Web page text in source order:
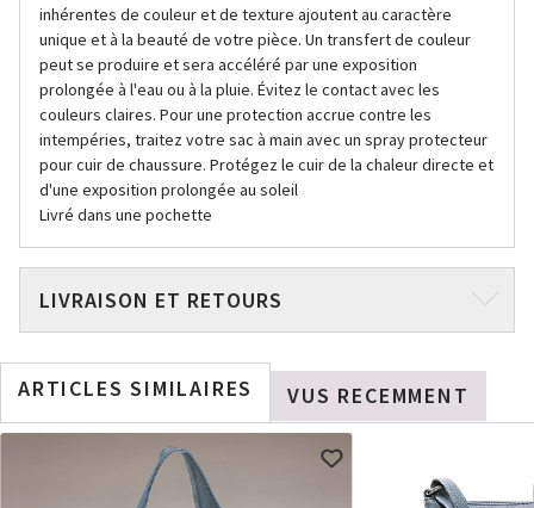
inhérentes de couleur et de texture ajoutent au caractère
unique et à la beauté de votre pièce. Un transfert de couleur
peut se produire et sera accéléré par une exposition
prolongée à l'eau ou à la pluie. Évitez le contact avec les
couleurs claires. Pour une protection accrue contre les
intempéries, traitez votre sac à main avec un spray protecteur
pour cuir de chaussure. Protégez le cuir de la chaleur directe et
d'une exposition prolongée au soleil
Livré dans une pochette
LIVRAISON ET RETOURS
ARTICLES SIMILAIRES VUS RECEMMENT